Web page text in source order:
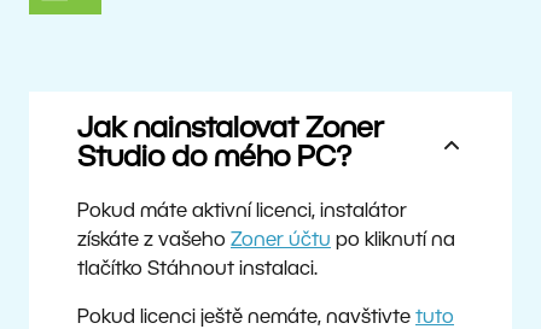
Jak nainstalovat Zoner
Studio do mého PC?
Pokud máte aktivní licenci, instalátor
získáte z vašeho Zoner účtu po kliknutí na
tlačítko Stáhnout instalaci.
Pokud licenci ještě nemáte, navštivte tuto